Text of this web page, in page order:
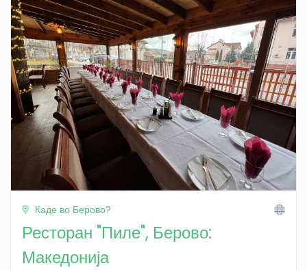
Каде во Берово?
Ресторан "Пиле", Берово:
Македонија